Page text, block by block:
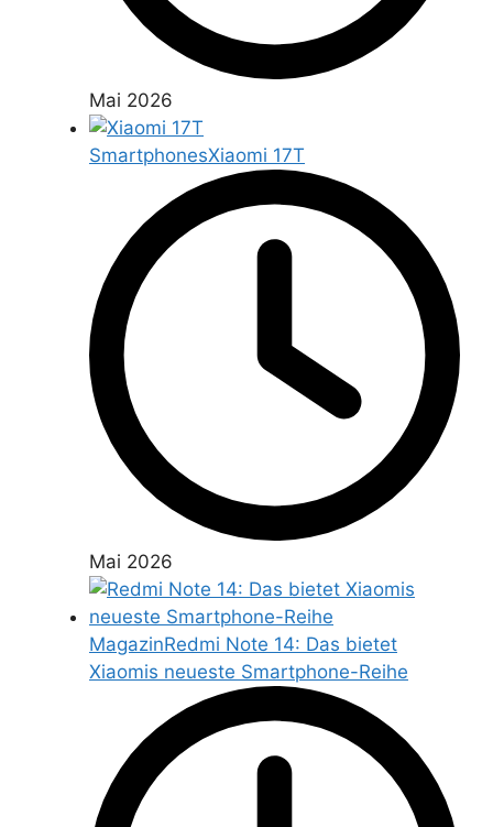
Mai 2026
SmartphonesXiaomi 17T
Mai 2026
MagazinRedmi Note 14: Das bietet
Xiaomis neueste Smartphone-Reihe